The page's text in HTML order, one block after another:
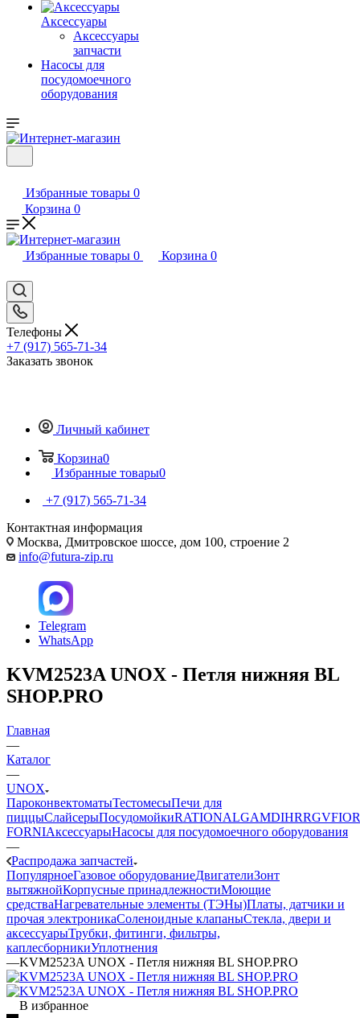
Аксессуары
Аксессуары
запчасти
Насосы для
посудомоечного
оборудования
Избранные товары 0
Корзина 0
Избранные товары 0 Корзина 0
Телефоны
+7 (917) 565-71-34
Заказать звонок
Личный кабинет
Корзина0
Избранные товары0
+7 (917) 565-71-34
Контактная информация
Москва, Дмитровское шоссе, дом 100, строение 2
info@futura-zip.ru
Telegram
WhatsApp
KVM2523A UNOX - Петля нижняя BL
SHOP.PRO
Главная
—
Каталог
—
UNOX
ПароконвектоматыТестомесыПечи для
пиццыСлайсерыПосудомойкиRATIONALGAMDIHRRGV
FORNIАксессуарыНасосы для посудомоечного оборудования
—
Распродажа запчастей
ПопулярноеГазовое оборудованиеДвигателиЗонт
вытяжнойКорпусные принадлежностиМоющие
средстваНагревательные элементы (ТЭНы)Платы, датчики и
прочая электроникаСоленоидные клапаныСтекла, двери и
аксессуарыТрубки, фитинги, фильтры,
каплесборникиУплотнения
—KVM2523A UNOX - Петля нижняя BL SHOP.PRO
В избранное